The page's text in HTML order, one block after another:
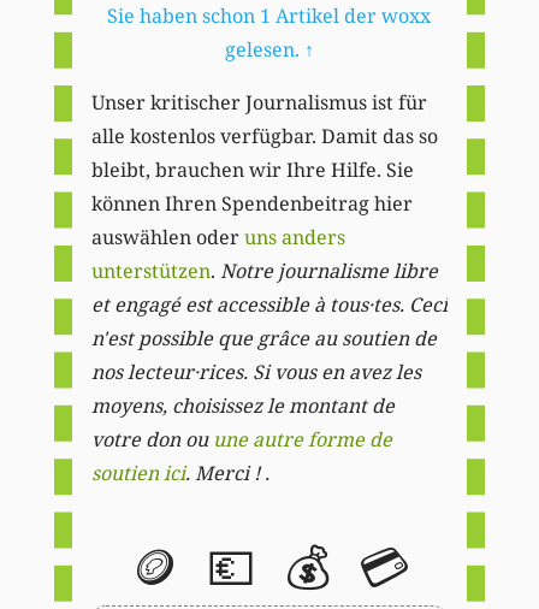
Sie haben schon 1 Artikel der woxx
gelesen. ↑
Unser kritischer Journalismus ist für
alle kostenlos verfügbar. Damit das so
bleibt, brauchen wir Ihre Hilfe. Sie
können Ihren Spendenbeitrag hier
auswählen oderuns anders
unterstützen. Notre journalisme libre
et engagé est accessible à tous·tes. Ceci
n'est possible que grâce au soutien de
nos lecteur·rices. Si vous en avez les
moyens, choisissez le montant de
votre don ou une autre forme de
soutien ici. Merci ! .
🪙 💶 💰 💳